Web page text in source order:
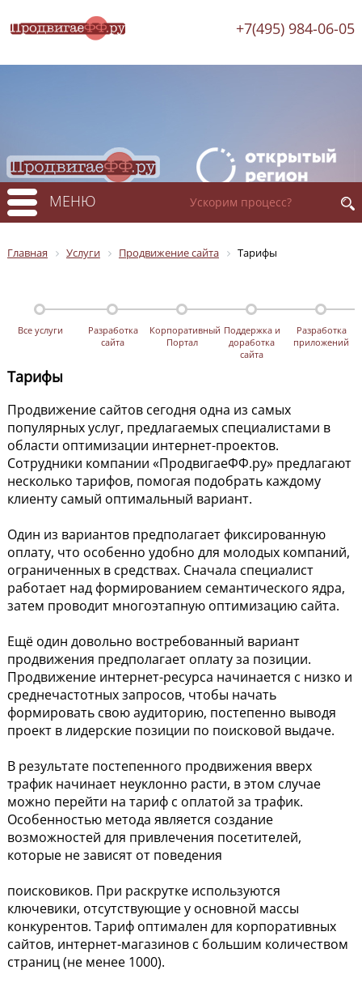
+7(495) 984-06-05
МЕНЮ
Главная Услуги Продвижение сайта Тарифы
Все услуги
Разработка
сайта
Корпоративный
Портал
Поддержка и
доработка
сайта
Разработка
приложений
Тарифы
Продвижение сайтов сегодня одна из самых
популярных услуг, предлагаемых специалистами в
области оптимизации интернет-проектов.
Сотрудники компании «ПродвигаеФФ.ру» предлагают
несколько тарифов, помогая подобрать каждому
клиенту самый оптимальный вариант.
Один из вариантов предполагает фиксированную
оплату, что особенно удобно для молодых компаний,
ограниченных в средствах. Сначала специалист
работает над формированием семантического ядра,
затем проводит многоэтапную оптимизацию сайта.
Ещё один довольно востребованный вариант
продвижения предполагает оплату за позиции.
Продвижение интернет-ресурса начинается с низко и
среднечастотных запросов, чтобы начать
формировать свою аудиторию, постепенно выводя
проект в лидерские позиции по поисковой выдаче.
В результате постепенного продвижения вверх
трафик начинает неуклонно расти, в этом случае
можно перейти на тариф с оплатой за трафик.
Особенностью метода является создание
возможностей для привлечения посетителей,
которые не зависят от поведения
поисковиков. При раскрутке используются
ключевики, отсутствующие у основной массы
конкурентов. Тариф оптимален для корпоративных
сайтов, интернет-магазинов с большим количеством
страниц (не менее 1000).